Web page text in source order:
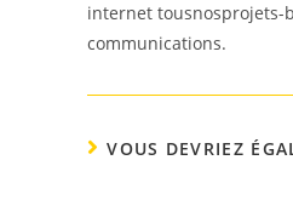
internet tousnosprojets-
communications.
VOUS DEVRIEZ